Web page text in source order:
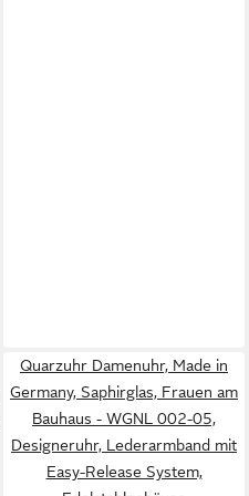
Quarzuhr Damenuhr, Made in
Germany, Saphirglas, Frauen am
Bauhaus - WGNL 002-05,
Designeruhr, Lederarmband mit
Easy-Release System,